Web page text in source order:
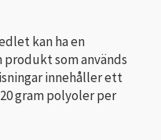
kan ha en
som används
innehåller ett
gram polyoler per